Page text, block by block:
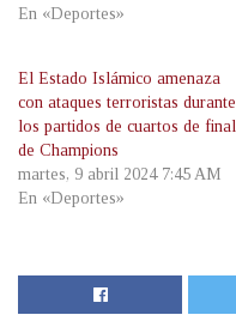
En «Deportes»
El Estado Islámico amenaza
con ataques terroristas durante
los partidos de cuartos de final
de Champions
martes, 9 abril 2024 7:45 AM
En «Deportes»